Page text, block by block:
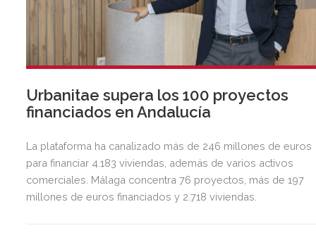
Urbanitae supera los 100 proyectos
financiados en Andalucía
La plataforma ha canalizado más de 246 millones de euros
para financiar 4.183 viviendas, además de varios activos
comerciales. Málaga concentra 76 proyectos, más de 197
millones de euros financiados y 2.718 viviendas.